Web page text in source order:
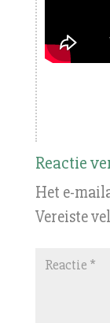
Reactie
Het e-
Vereiste